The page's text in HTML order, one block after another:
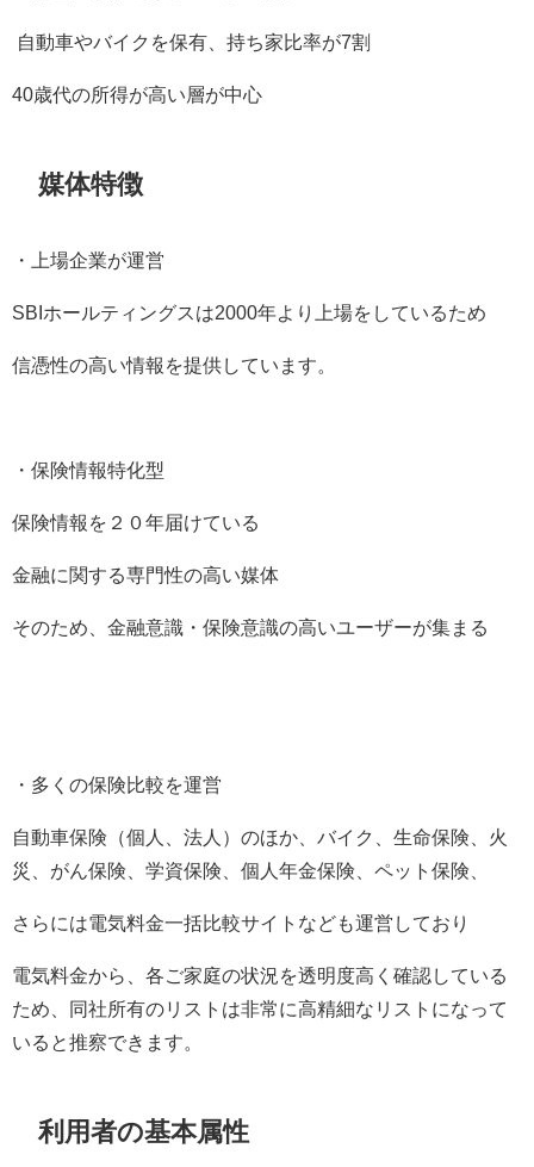
自動車やバイクを保有、持ち家比率が7割
40歳代の所得が高い層が中心
媒体特徴
・上場企業が運営
SBI ホールティングスは2000年より上場をしているため
信憑性の高い情報を提供しています。
・保険情報特化型
保険情報を２０年届けている
金融に関する専門性の高い媒体
そのため、金融意識・保険意識の高いユーザーが集まる
・多くの保険比較を運営
自動車保険（個人、法人）のほか、バイク、生命保険、火
災、がん保険、学資保険、個人年金保険、ペット保険、
さらには電気料金一括比較サイトなども運営しており
電気料金から、各ご家庭の状況を透明度高く確認している
ため、同社所有のリストは非常に高精細なリストになって
いると推察できます。
利用者の基本属性